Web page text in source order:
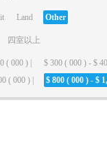
Land Other
四室以上
( 000 ) | $ 300 ( 000 ) - $
( 000 ) | $ 800 ( 000 ) - $